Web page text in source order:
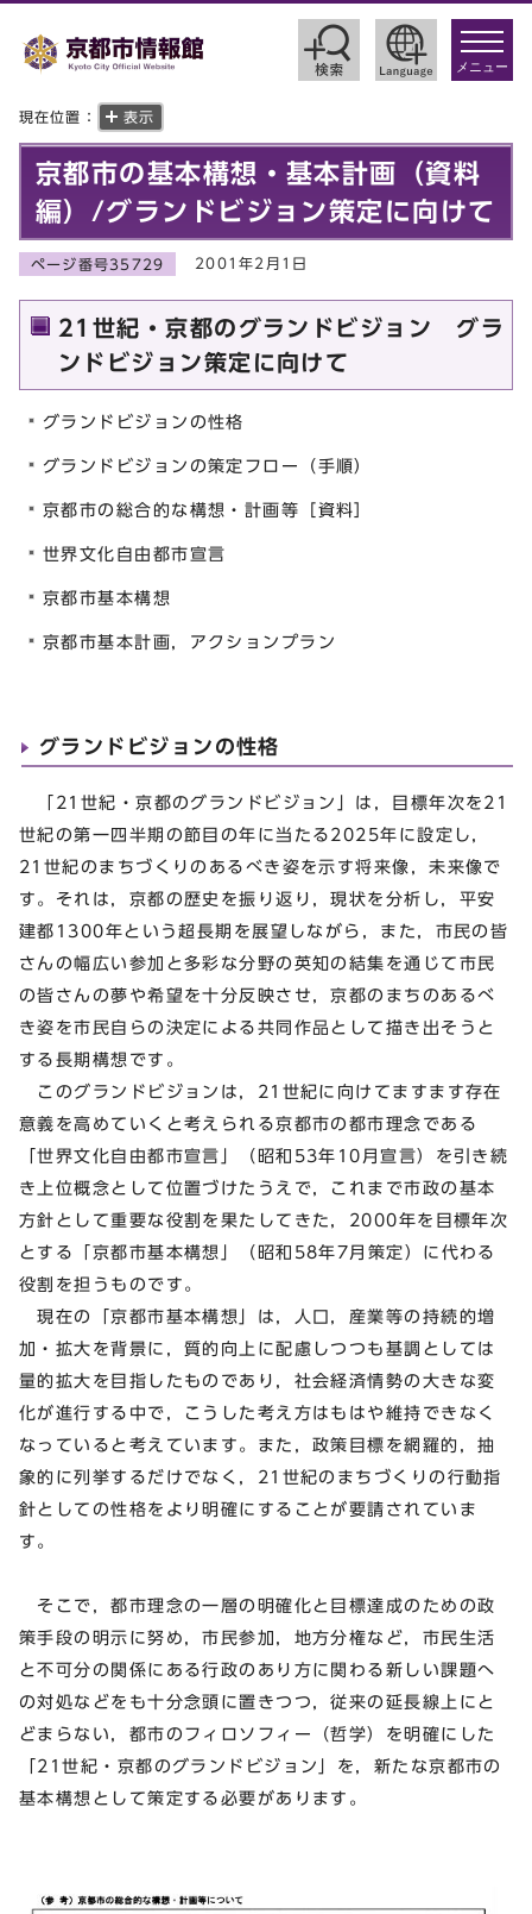
toggle
メニュー
現在位置： 表示
京都市の基本構想・基本計画（資料
編）/グランドビジョン策定に向けて
ページ番号35729 2001年2月1日
21世紀・京都のグランドビジョン グラ
ンドビジョン策定に向けて
グランドビジョンの性格
グランドビジョンの策定フロー（手順）
京都市の総合的な構想・計画等［資料］
世界文化自由都市宣言
京都市基本構想
京都市基本計画，アクションプラン
グランドビジョンの性格
「21世紀・京都のグランドビジョン」は，目標年次を21
世紀の第一四半期の節目の年に当たる2025年に設定し，
21世紀のまちづくりのあるべき姿を示す将来像，未来像で
す。それは，京都の歴史を振り返り，現状を分析し，平安
建都1300年という超長期を展望しながら，また，市民の皆
さんの幅広い参加と多彩な分野の英知の結集を通じて市民
の皆さんの夢や希望を十分反映させ，京都のまちのあるべ
き姿を市民自らの決定による共同作品として描き出そうと
する長期構想です。
このグランドビジョンは，21世紀に向けてますます存在
意義を高めていくと考えられる京都市の都市理念である
「世界文化自由都市宣言」（昭和53年10月宣言）を引き続
き上位概念として位置づけたうえで，これまで市政の基本
方針として重要な役割を果たしてきた，2000年を目標年次
とする「京都市基本構想」（昭和58年7月策定）に代わる
役割を担うものです。
現在の「京都市基本構想」は，人口，産業等の持続的増
加・拡大を背景に，質的向上に配慮しつつも基調としては
量的拡大を目指したものであり，社会経済情勢の大きな変
化が進行する中で，こうした考え方はもはや維持できなく
なっていると考えています。また，政策目標を網羅的，抽
象的に列挙するだけでなく，21世紀のまちづくりの行動指
針としての性格をより明確にすることが要請されていま
す。
そこで，都市理念の一層の明確化と目標達成のための政
策手段の明示に努め，市民参加，地方分権など，市民生活
と不可分の関係にある行政のあり方に関わる新しい課題へ
の対処などをも十分念頭に置きつつ，従来の延長線上にと
どまらない，都市のフィロソフィー（哲学）を明確にした
「21世紀・京都のグランドビジョン」を，新たな京都市の
基本構想として策定する必要があります。